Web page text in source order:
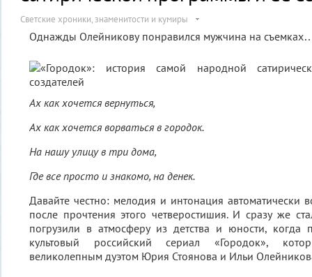
Светские хроники, знаменитости и кумиры
Однажды Олейникову понравился мужчина на
Ах как хочется вернуться,
Ах как хочется ворваться в городок.
На нашу улицу в три дома,
Где все просто и знакомо, на денек.
Давайте честно: мелодия и интонация автоматически
после прочтения этого четверостишия. И сразу же
погрузили в атмосферу из детства и юности, когда
культовый российский сериал «Городок»,
великолепным дуэтом Юрия Стоянова и Ильи